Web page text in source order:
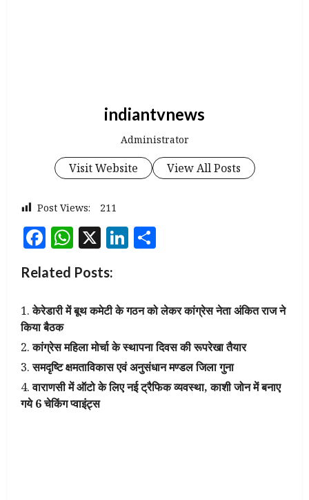
indiantvnews
Administrator
Visit Website View All Posts
Post Views: 211
Facebook
WhatsApp
X LinkedIn
Related Posts:
केरेडारी में बूथ कमेटी के गठन को लेकर कांग्रेस नेता अंकित राज ने
किया बैठक
कांग्रेस महिला मोर्चा के स्थापना दिवस की रूपरेखा तैयार
समदृष्टि क्षमताविकास एवं अनुसंधान मण्डल जिला गुना
वाराणसी में ऑटो के लिए नई ट्रैफिक व्यवस्था, काशी जोन में बनाए
गये 6 चेकिंग प्वाइंट्स